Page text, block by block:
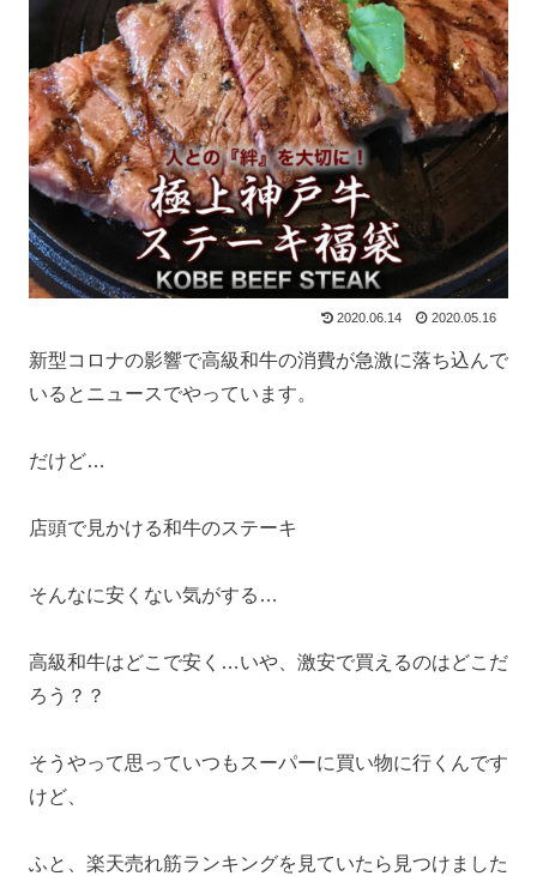
2020.06.14 2020.05.16
新型コロナの影響で高級和牛の消費が急激に落ち込んで
いるとニュースでやっています。
だけど…
店頭で見かける和牛のステーキ
そんなに安くない気がする…
高級和牛はどこで安く…いや、激安で買えるのはどこだ
ろう？？
そうやって思っていつもスーパーに買い物に行くんです
けど、
ふと、楽天売れ筋ランキングを見ていたら見つけました